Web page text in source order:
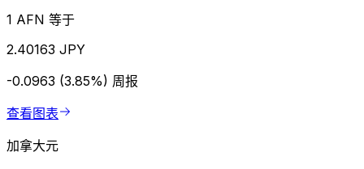
1 AFN 等于
2.40163 JPY
-0.0963 (3.85%) 周报
查看图表
加拿大元